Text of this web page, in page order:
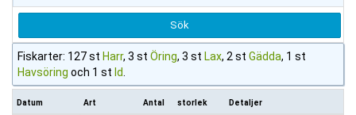
Fiskarter: 127 st Harr, 3 st Öring, 3 st Lax, 2 st Gädda, 1 st
Havsöring och 1 st Id
Datum Art Antal storlek Detaljer